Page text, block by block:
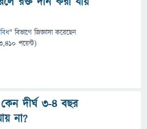
" বিভাগে জিজ্ঞাসাকরেছেন
পয়েন্ট)
কেন দীর্ঘ ৩-৪ বছর
না?